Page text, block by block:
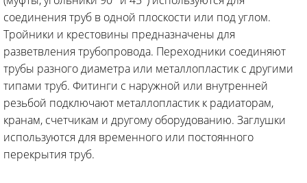
соединения труб в одной плоскости или под углом.
Тройники и крестовины предназначены для
разветвления трубопровода. Переходники соединяют
трубы разного диаметра или металлопластик с другими
типами труб. Фитинги с наружной или внутренней
резьбой подключают металлопластик к радиаторам,
кранам, счетчикам и другому оборудованию. Заглушки
используются для временного или постоянного
перекрытия труб.